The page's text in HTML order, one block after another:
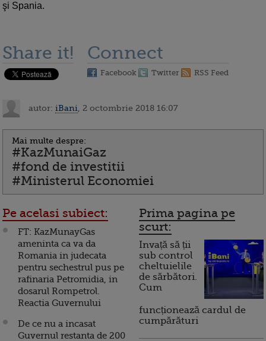
şi Spania.
Share it! Connect
Facebook Twitter RSS Feed
autor: iBani , 2 octombrie 2018 16:07
Mai multe despre:
#KazMunaiGaz
#fond de investitii
#Ministerul Economiei
Pe acelasi subiect:
FT: KazMunayGas
ameninta ca va da
Romania in judecata
pentru sechestrul pus pe
rafinaria Petromidia, in
dosarul Rompetrol.
Reactia Guvernului
De ce nu a incasat
Guvernul restanta de 200
Prima pagina pe
scurt:
Invață să ții
sub control
cheltuielile
de sărbători.
Cum
funcționează cardul de
cumpărături